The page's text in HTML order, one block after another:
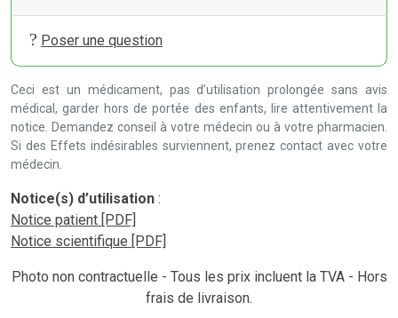
Poser une question
Ceci est un médicament, pas d’utilisation prolongée sans avis
médical, garder hors de portée des enfants, lire attentivement la
notice. Demandez conseil à votre médecin ou à votre pharmacien.
Si des Effets indésirables surviennent, prenez contact avec votre
médecin.
Notice(s) d’utilisation :
Notice patient [PDF]
Notice scientifique [PDF]
Photo non contractuelle - Tous les prix incluent la TVA - Hors
frais de livraison.